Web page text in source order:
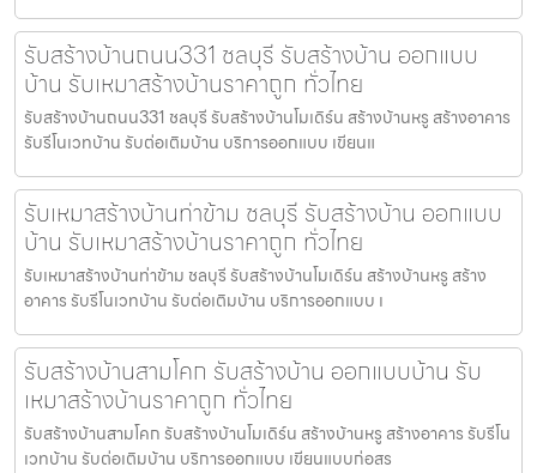
รับสร้างบ้านถนน331 ชลบุรี รับสร้างบ้าน ออกแบบ
บ้าน รับเหมาสร้างบ้านราคาถูก ทั่วไทย
รับสร้างบ้านถนน331 ชลบุรี รับสร้างบ้านโมเดิร์น สร้างบ้านหรู สร้างอาคาร
รับรีโนเวทบ้าน รับต่อเติมบ้าน บริการออกแบบ เขียนแ
รับเหมาสร้างบ้านท่าข้าม ชลบุรี รับสร้างบ้าน ออกแบบ
บ้าน รับเหมาสร้างบ้านราคาถูก ทั่วไทย
รับเหมาสร้างบ้านท่าข้าม ชลบุรี รับสร้างบ้านโมเดิร์น สร้างบ้านหรู สร้าง
อาคาร รับรีโนเวทบ้าน รับต่อเติมบ้าน บริการออกแบบ เ
รับสร้างบ้านสามโคก รับสร้างบ้าน ออกแบบบ้าน รับ
เหมาสร้างบ้านราคาถูก ทั่วไทย
รับสร้างบ้านสามโคก รับสร้างบ้านโมเดิร์น สร้างบ้านหรู สร้างอาคาร รับรีโน
เวทบ้าน รับต่อเติมบ้าน บริการออกแบบ เขียนแบบก่อสร